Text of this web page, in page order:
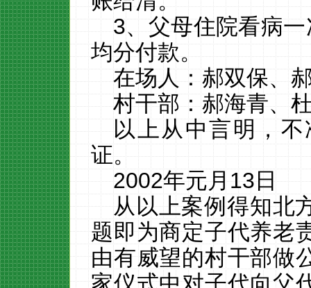
3、父母住院看病
均分付款。
在场人：郝双保、
村干部：郝海青、
以上从中言明，
证。
2002年元月13日
从以上案例得知北
题即为商定子代养老
由有威望的村干部做